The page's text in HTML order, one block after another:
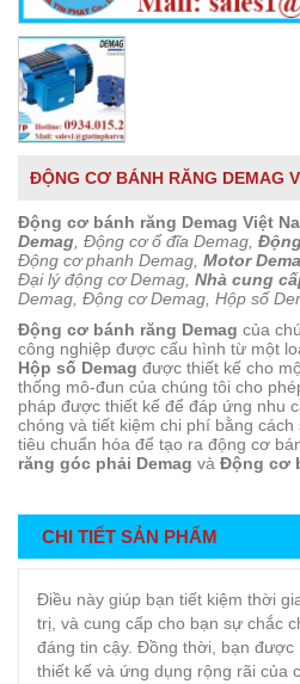
ĐỘNG CƠ BÁNH RĂNG DEMAG
Động cơ bánh răng Demag Việt
Demag , Động cơ ổ đĩa Demag,
Động cơ phanh Demag, Motor
Đại lý động cơ Demag, Nhà cung
Demag, Động cơ Demag, Hộp số
Động cơ bánh răng Demag của
công nghiệp được cấu hình từ một
Hộp số Demag được thiết kế cho
thống mô-đun của chúng tôi cho
pháp được thiết kế để đáp ứng nhu
chóng và tiết kiệm chi phí bằng
tiêu chuẩn hóa để tạo ra động cơ
răng góc phải Demag và Động cơ
CHI TIẾT SẢN PHẨM
Điều này giúp bạn tiết kiệm thời
trị, và cung cấp cho bạn sự chắc
đáng tin cậy. Đồng thời, bạn
thiết kế và ứng dụng rộng rãi của